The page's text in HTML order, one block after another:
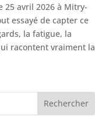
25 avril 2026 à Mitry-
essayé de capter ce
la fatigue, la
racontent vraiment la